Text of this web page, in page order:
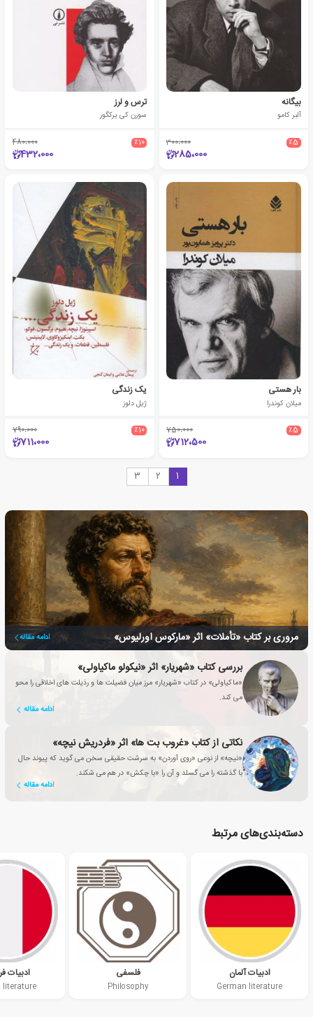
بیگانه
آلبر کامو
٪5 300،000
285،000
ترس و لرز
سورن کی یرکگور
٪10 480،000
432،000
بار هستی
میلان کوندرا
٪5 750،000
712،500
یک زندگی
ژیل دلوز
٪10 790،000
711،000
1
2
3
مروری بر کتاب «تأملات» اثر «مارکوس اورلیوس» ادامه مقاله
بررسی کتاب «شهریار» اثر «نیکولو ماکیاولی»
«ماکیاولی» در کتاب «شهریار» مرز میان فضیلت ها و رذیلت های اخلاقی را محو
می کند.
ادامه مقاله
نکاتی از کتاب «غروب بت ها» اثر «فردریش نیچه»
«نیچه» از نوعی «روی آوردن» به سرشت حقیقی سخن می گوید که پیوند حال
با گذشته را می گسلد و آن را «با چکش» در هم می شکند.
ادامه مقاله
دسته‌بندی‌های مرتبط
ادبیات آلمان
German literature
فلسفی
Philosophy
ادبیات
literature